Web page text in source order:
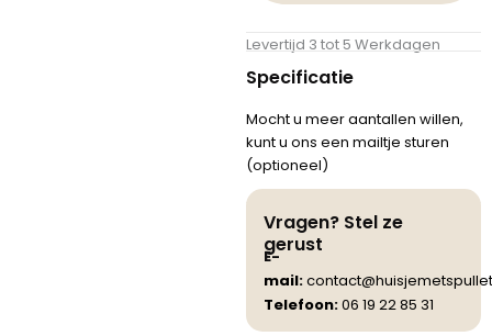
Levertijd 3 tot 5 Werkdagen
Specificatie
Mocht u meer aantallen willen,
kunt u ons een mailtje sturen
(optioneel)
Vragen? Stel ze
gerust
E-
mail:
Telefoon:06 19 22 85 31